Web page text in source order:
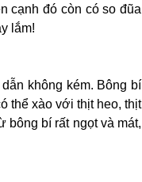
cạnh đó còn có so đũa
lắm!
không kém. Bông bí
thể xào với thịt heo, thịt
bông bí rất ngọt và mát,